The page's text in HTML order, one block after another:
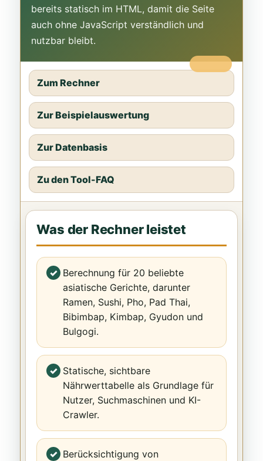
bereits statisch im HTML, damit die Seite
auch ohne JavaScript verständlich und
nutzbar bleibt.
Zum Rechner
Zur Beispielauswertung
Zur Datenbasis
Zu den Tool-FAQ
Was der Rechner leistet
Berechnung für 20 beliebte
asiatische Gerichte, darunter
Ramen, Sushi, Pho, Pad Thai,
Bibimbap, Kimbap, Gyudon und
Bulgogi.
Statische, sichtbare
Nährwerttabelle als Grundlage für
Nutzer, Suchmaschinen und KI-
Crawler.
Berücksichtigung von